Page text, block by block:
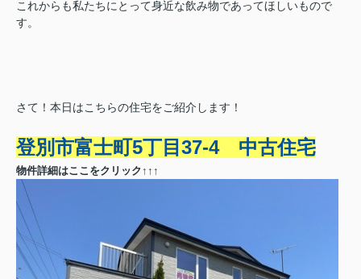
これからも私たちにとって身近な飲み物であってほしいもので
す。
さて！本日はこちらの住宅をご紹介します！
登別市富士町5丁目37-4 中古住宅
物件詳細はここをクリック↑↑↑